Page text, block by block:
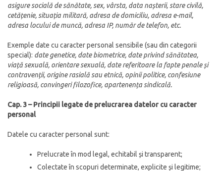
asigure socială de sănătate, sex, vârsta, data nașterii, stare civilă,
cetățenie, situația militară, adresa de domiciliu, adresa e-mail,
adresa locului de muncă, adresa IP, număr de telefon, etc.
Exemple date cu caracter personal sensibile (sau din categorii
special): date genetice, date biometrice, date privind sănătatea,
viață sexuală, orientare sexuală, date referitoare la fapte penale și
contravenții, origine rasială sau etnică, opinii politice, confesiune
religioasă, convingeri filozofice, apartenența sindicală.
Cap. 3 – Principii legate de prelucrarea datelor cu caracter
personal
Datele cu caracter personal sunt:
Prelucrate în mod legal, echitabil și transparent;
Colectate în scopuri determinate, explicite și legitime;